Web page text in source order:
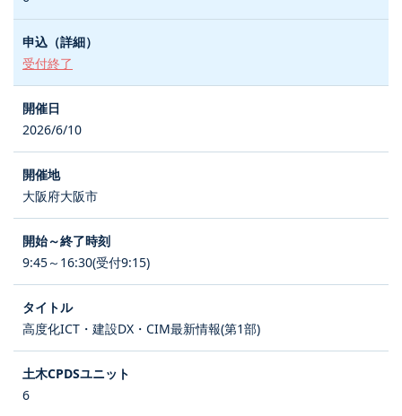
受付終了
2026/6/10
大阪府大阪市
9:45～16:30(受付9:15)
高度化ICT・建設DX・CIM最新情報(第1部)
6